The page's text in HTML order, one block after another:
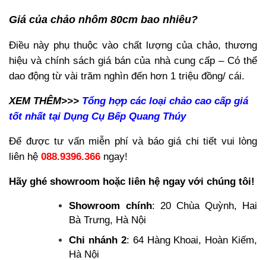
Giá của chảo nhôm 80cm bao nhiêu?
Điều này phụ thuộc vào chất lượng của chảo, thương
hiệu và chính sách giá bán của nhà cung cấp – Có thể
dao động từ vài trăm nghìn đến hơn 1 triệu đồng/ cái.
XEM THÊM>>> Tổng hợp các loại chảo cao cấp giá
tốt nhất tại Dụng Cụ Bếp Quang Thúy
Để được tư vấn miễn phí và báo giá chi tiết vui lòng
liên hệ 088.9396.366 ngay!
Hãy ghé showroom hoặc liên hệ ngay với chúng tôi!
Showroom chính: 20 Chùa Quỳnh, Hai
Bà Trưng, Hà Nội
Chi nhánh 2: 64 Hàng Khoai, Hoàn Kiếm,
Hà Nội